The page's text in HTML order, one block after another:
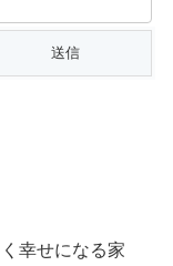
幸せになる家